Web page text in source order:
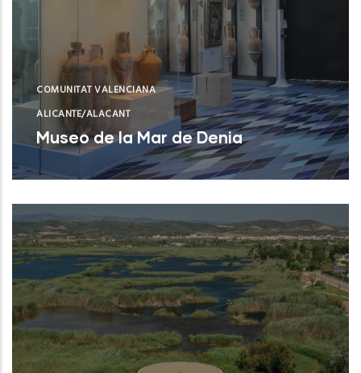
COMUNITAT VALENCIANA
ALICANTE/ALACANT
Museo de la Mar de Denia
Museo de la Mar de DeniaNUEVO